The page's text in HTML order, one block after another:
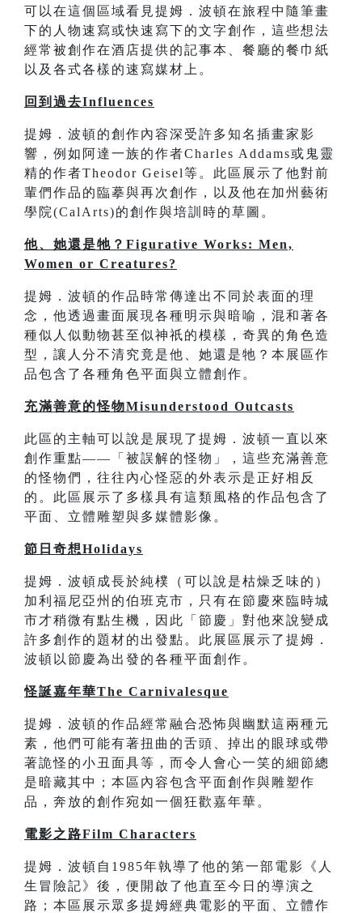
可以在這個區域看見提姆．波頓在旅程中隨筆畫
下的人物速寫或快速寫下的文字創作，這些想法
經常被創作在酒店提供的記事本、餐廳的餐巾紙
以及各式各樣的速寫媒材上。
回到過去Influences
提姆．波頓的創作內容深受許多知名插畫家影
響，例如阿達一族的作者Charles Addams或鬼靈
精的作者Theodor Geisel等。此區展示了他對前
輩們作品的臨摹與再次創作，以及他在加州藝術
學院(CalArts)的創作與培訓時的草圖。
他、她還是牠？Figurative Works: Men,
Women or Creatures?
提姆．波頓的作品時常傳達出不同於表面的理
念，他透過畫面展現各種明示與暗喻，混和著各
種似人似動物甚至似神祇的模樣，奇異的角色造
型，讓人分不清究竟是他、她還是牠？本展區作
品包含了各種角色平面與立體創作。
充滿善意的怪物Misunderstood Outcasts
此區的主軸可以說是展現了提姆．波頓一直以來
創作重點——「被誤解的怪物」，這些充滿善意
的怪物們，往往內心怪惡的外表示是正好相反
的。此區展示了多樣具有這類風格的作品包含了
平面、立體雕塑與多媒體影像。
節日奇想Holidays
提姆．波頓成長於純樸（可以說是枯燥乏味的）
加利福尼亞州的伯班克市，只有在節慶來臨時城
市才稍微有點生機，因此「節慶」對他來說變成
許多創作的題材的出發點。此展區展示了提姆．
波頓以節慶為出發的各種平面創作。
怪誕嘉年華The Carnivalesque
提姆．波頓的作品經常融合恐怖與幽默這兩種元
素，他們可能有著扭曲的舌頭、掉出的眼球或帶
著詭怪的小丑面具等，而令人會心一笑的細節總
是暗藏其中；本區內容包含平面創作與雕塑作
品，奔放的創作宛如一個狂歡嘉年華。
電影之路Film Characters
提姆．波頓自1985年執導了他的第一部電影《人
生冒險記》後，便開啟了他直至今日的導演之
路；本區展示眾多提姆經典電影的平面、立體作